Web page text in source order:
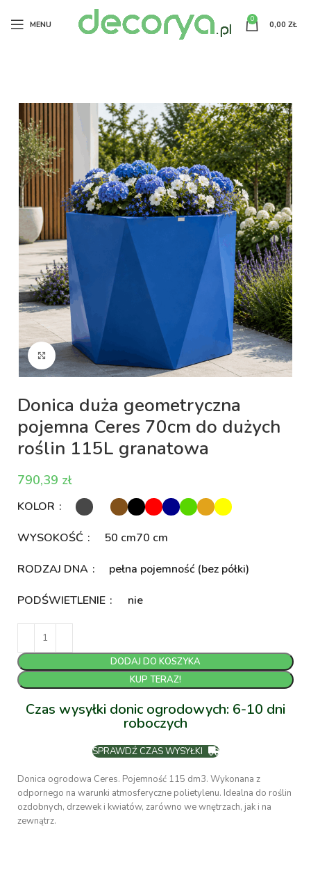
MENU
0
0,00 ZŁ
Kliknij aby powiększyć
Donica duża geometryczna
pojemna Ceres 70cm do dużych
roślin 115L granatowa
zł
KOLOR
WYSOKOŚĆ 50 cm70 cm
RODZAJ DNA pełna pojemność (bez półki)
PODŚWIETLENIE nie
DODAJ DO KOSZYKA
KUP TERAZ!
Czas wysyłki donic ogrodowych: 6-10 dni
roboczych
SPRAWDŹ CZAS WYSYŁKI
Donica ogrodowa Ceres. Pojemność 115 dm3. Wykonana z
odpornego na warunki atmosferyczne polietylenu. Idealna do roślin
ozdobnych, drzewek i kwiatów, zarówno we wnętrzach, jak i na
zewnątrz.